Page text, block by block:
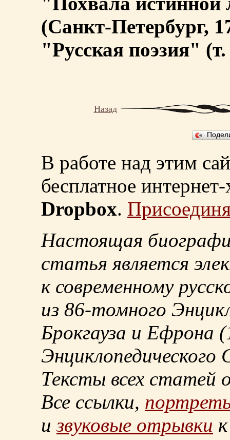
(Санкт-Петербург,
"Русская поэзия"
Назад
В работе над этим
бесплатное
Dropbox.
Настоящая
статья является
к современному
из 86-томного
Брокгауза и Ефрона
Энциклопедического
Тексты всех статей
Все ссылки,
извуковые отрывки